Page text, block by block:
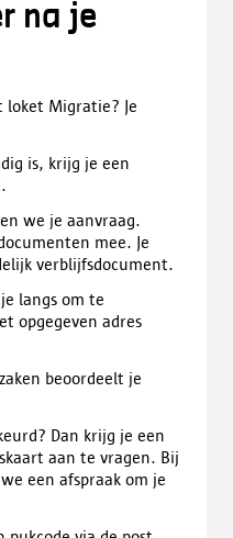
na je
loket Migratie? Je
is, krijg je een
we je aanvraag.
mee. Je
verblijfsdocument.
langs om te
opgegeven adres
beoordeelt je
Dan krijg je een
aan te vragen. Bij
een afspraak om je